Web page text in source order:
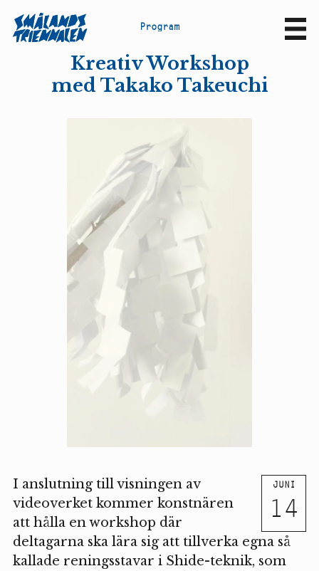
Program
Kreativ Workshop
med Takako Takeuchi
JUNI
14
I anslutning till visningen av
videoverket kommer konstnären
att hålla en workshop där
deltagarna ska lära sig att tillverka egna så
kallade reningsstavar i Shide-teknik, som